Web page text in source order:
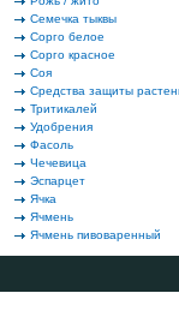
Семечка тыквы
Сорго белое
Сорго красное
Соя
Средства защиты
Тритикалей
Удобрения
Фасоль
Чечевица
Эспарцет
Ячка
Ячмень
Ячмень пивоваренный